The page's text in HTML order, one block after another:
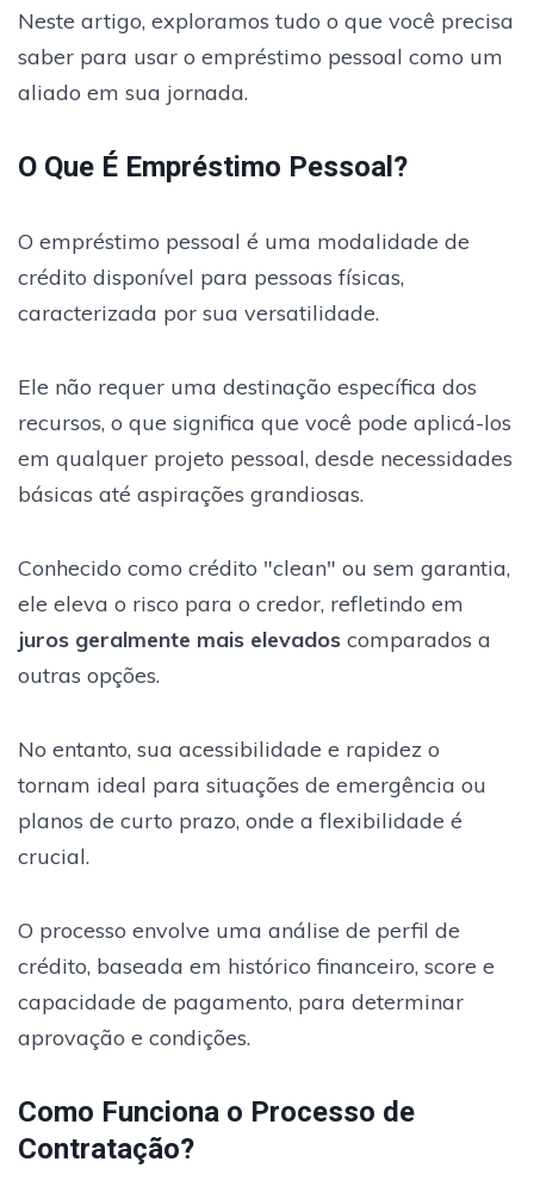
Neste artigo, exploramos tudo o que você precisa
saber para usar o empréstimo pessoal como um
aliado em sua jornada.
O Que É Empréstimo Pessoal?
O empréstimo pessoal é uma modalidade de
crédito disponível para pessoas físicas,
caracterizada por sua versatilidade.
Ele não requer uma destinação específica dos
recursos, o que significa que você pode aplicá-los
em qualquer projeto pessoal, desde necessidades
básicas até aspirações grandiosas.
Conhecido como crédito "clean" ou sem garantia,
ele eleva o risco para o credor, refletindo em
juros geralmente mais elevados comparados a
outras opções.
No entanto, sua acessibilidade e rapidez o
tornam ideal para situações de emergência ou
planos de curto prazo, onde a flexibilidade é
crucial.
O processo envolve uma análise de perfil de
crédito, baseada em histórico financeiro, score e
capacidade de pagamento, para determinar
aprovação e condições.
Como Funciona o Processo de
Contratação?